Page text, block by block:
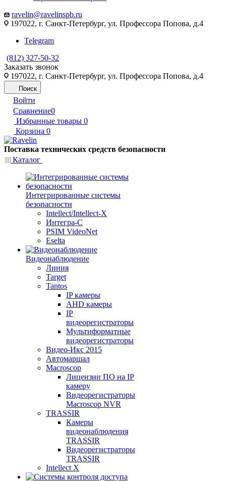
ravelin@ravelinspb.ru
197022, г. Санкт-Петербург, ул. Профессора Попова, д.4
Telegram
(812) 327-50-32
Заказать звонок
197022, г. Санкт-Петербург, ул. Профессора Попова, д.4
Поиск
Войти
Сравнение0
Избранные товары 0
Корзина 0
Поставка технических средств безопасности
Каталог
Интегрированные системы
безопасности
Intellect/Intellect-X
Интегра-С
PSIM VideoNet
Eselta
Видеонаблюдение
Линия
Target
Tantos
IP камеры
AHD камеры
IP
видеорегистраторы
Мультиформатные
видеорегистраторы
Видео-Икс 2015
Автомаршал
Macroscop
Лицензии ПО на IP
камеру
Видеорегистраторы
Macroscop NVR
TRASSIR
Камеры
видеонаблюдения
TRASSIR
Видеорегистраторы
TRASSIR
Intellect X